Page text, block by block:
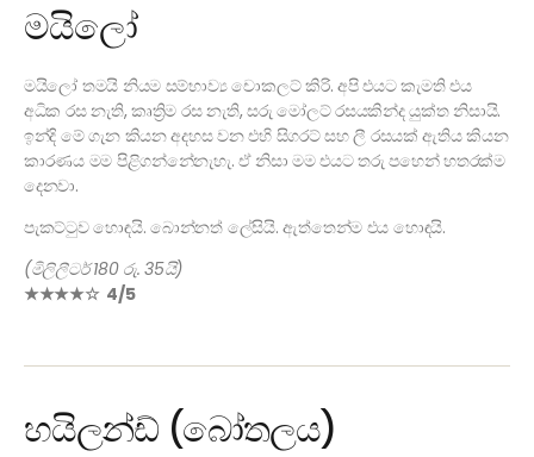
මයිලෝ
මයිලෝ තමයි නියම සම්භාව්‍ය චොකලට් කිරි. අපි එයට කැමති එය
අධික රස නැති, කෘත්‍රිම රස නැති, සරු මෝලට් රසයකින්ද යුක්ත නිසායි.
ඉන්දි මේ ගැන කියන අදහස වන එහි සිගරට් සහ ලී රසයක් ඇතිය කියන
කාරණය මම පිළිගන්නේනැහැ. ඒ නිසා මම එයට තරු පහෙන් හතරක්ම
දෙනවා.
පැකට්ටුව හොඳයි. බොන්නත් ලේසියි. ඇත්තෙන්ම එය හොඳයි.
(මිලිලීටර් 180 රු. 35යි)
★★★★☆ 4/5
හයිලන්ඩ් (බෝතලය)